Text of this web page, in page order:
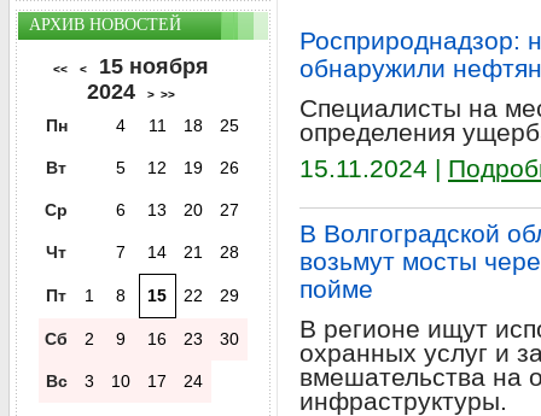
Росприроднадзор:
обнаружили
Специалисты на
определения
15.11.2024 |
В Волгоградской
возьмут мосты
пойме
В регионе ищут
охранных услуг и
вмешательства на
инфраструктуры.
АРХИВ НОВОСТЕЙ
<< <
15 ноября
2024
> >>
Пн 4 11 18 25
Вт 5 12 19 26
Ср 6 13 20 27
Чт 7 14 21 28
Пт 1 8 15 22 29
Сб 2 9 16 23 30
Вс 3 10 17 24